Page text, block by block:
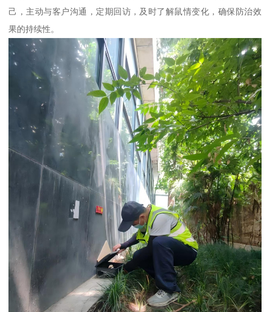
己，主动与客户沟通，定期回访，及时了解鼠情变化，确保防治效
果的持续性。